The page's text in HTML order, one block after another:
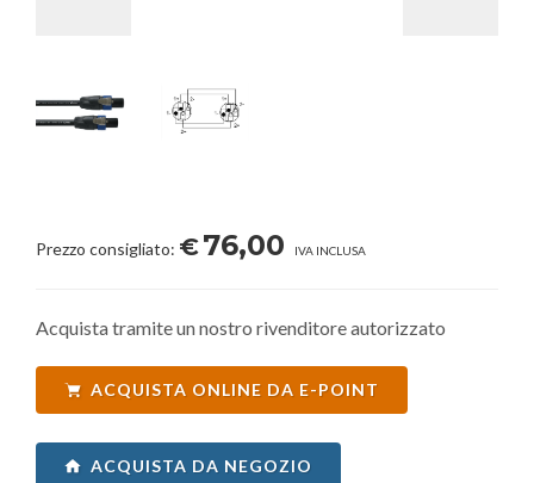
Prezzo consigliato: €76,00 IVA INCLUSA
Acquista tramite un nostro rivenditore autorizzato
ACQUISTA ONLINE DA E-POINT
ACQUISTA DA NEGOZIO